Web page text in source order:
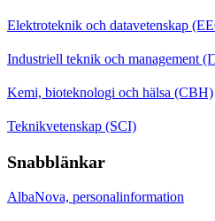
Elektroteknik och datavetenskap
Industriell teknik och management
Kemi, bioteknologi och hälsa (CBH)
Teknikvetenskap (SCI)
Snabblänkar
AlbaNova, personalinformation